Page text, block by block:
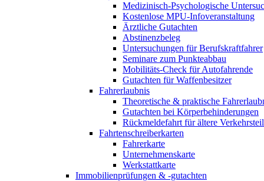
Medizinisch-Psychologische
Kostenlose MPU-Infoveranstaltung
Ärztliche Gutachten
Abstinenzbeleg
Untersuchungen für Berufskraftfahrer
Seminare zum Punkteabbau
Mobilitäts-Check für Autofahrende
Gutachten für Waffenbesitzer
Fahrerlaubnis
Theoretische & praktische
Gutachten bei Körperbehinderungen
Rückmeldefahrt für ältere
Fahrtenschreiberkarten
Fahrerkarte
Unternehmenskarte
Werkstattkarte
Immobilienprüfungen & -gutachten